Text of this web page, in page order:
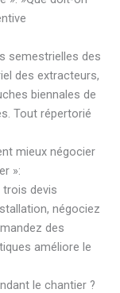
semestrielles des
des extracteurs,
biennales de
Tout répertorié
mieux négocier
»:
trois devis
négociez
des
améliore le
le chantier ?